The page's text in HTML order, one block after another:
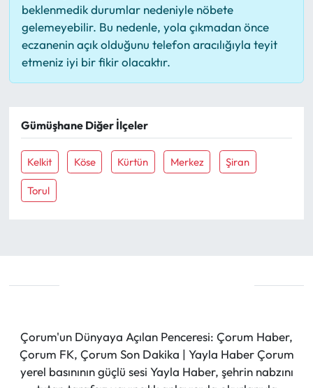
beklenmedik durumlar nedeniyle nöbete
gelemeyebilir. Bu nedenle, yola çıkmadan önce
eczanenin açık olduğunu telefon aracılığıyla teyit
etmeniz iyi bir fikir olacaktır.
Gümüşhane Diğer İlçeler
Kelkit Köse Kürtün Merkez Şiran
Torul
Çorum'un Dünyaya Açılan Penceresi: Çorum Haber,
Çorum FK, Çorum Son Dakika | Yayla Haber Çorum
yerel basınının güçlü sesi Yayla Haber, şehrin nabzını
Yemek Tarifleri
Yerel Haberler